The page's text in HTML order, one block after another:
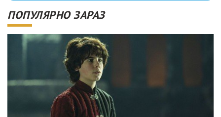
ПОПУЛЯРНО ЗАРАЗ